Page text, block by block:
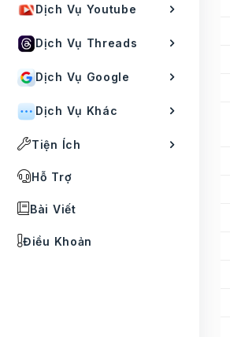
Dịch Vụ Youtube
Dịch Vụ Threads
Dịch Vụ Google
Dịch Vụ Khác
Tiện Ích
Hỗ Trợ
Bài Viết
Điều Khoản